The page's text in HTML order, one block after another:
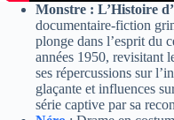
Monstre : L’Histoire
documentaire-fiction
plonge dans l’esprit du
années 1950, revisitant
ses répercussions sur
glaçante et influences
série captive par sa